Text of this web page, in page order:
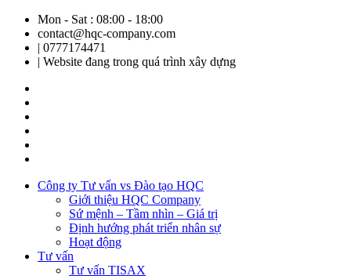
Mon - Sat : 08:00 - 18:00
contact@hqc-company.com
| 0777174471
| Website đang trong quá trình xây dựng
Công ty Tư vấn vs Đào tạo HQC
Giới thiệu HQC Company
Sứ mệnh – Tầm nhìn – Giá trị
Định hướng phát triển nhân sự
Hoạt động
Tư vấn
Tư vấn TISAX